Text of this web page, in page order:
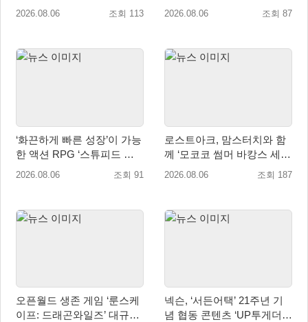
eShop 출시
2026.08.06 조회 113 2026.08.06 조회 87
‘화끈하게 빠른 성장’이 가능
한 액션 RPG ‘스튜피드 네
버 다이즈’ 패키지판 예약판
2026.08.06 조회 91
로스트아크, 맘스터치와 함
께 ‘모코코 썸머 바캉스 세
트’ 출시
2026.08.06 조회 187
오픈월드 생존 게임 ‘룬스케
이프: 드래곤와일즈’ 대규모
넥슨, ‘서든어택’ 21주년 기
념 협동 콘텐츠 ‘UP투게더’